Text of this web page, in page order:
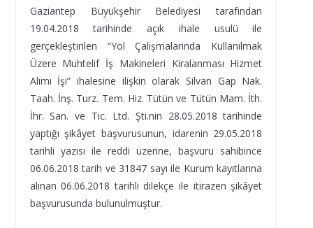
Gaziantep Büyükşehir Belediyesi tarafından
19.04.2018 tarihinde açık ihale usulü ile
gerçekleştirilen “Yol Çalışmalarında Kullanılmak
Üzere Muhtelif İş Makineleri Kiralanması Hizmet
Alımı İşi” ihalesine ilişkin olarak Silvan Gap Nak.
Taah. İnş. Turz. Tem. Hiz. Tütün ve Tütün Mam. İth.
İhr. San. ve Tic. Ltd. Şti.nin 28.05.2018 tarihinde
yaptığı şikâyet başvurusunun, idarenin 29.05.2018
tarihli yazısı ile reddi üzerine, başvuru sahibince
06.06.2018 tarih ve 31847 sayı ile Kurum kayıtlarına
alınan 06.06.2018 tarihli dilekçe ile itirazen şikâyet
başvurusunda bulunulmuştur.